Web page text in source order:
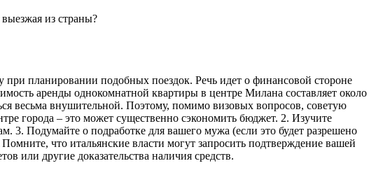
из страны?
планировании подобных поездок. Речь идет о финансовой стороне
аренды однокомнатной квартиры в центре Милана составляет около
весьма внушительной. Поэтому, помимо визовых вопросов, советую
города – это может существенно сэкономить бюджет. 2. Изучите
3. Подумайте о подработке для вашего мужа (если это будет разрешено
что итальянские власти могут запросить подтверждение вашей
или другие доказательства наличия средств.